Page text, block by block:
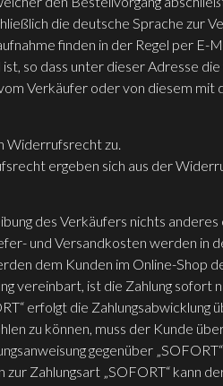
die deutsche Sprache zur
finden in der Regel per
so dass unter dieser Adresse
Verkäufer oder von diesem
Widerrufsrecht zu.
ergeben sich aus der
des Verkäufers nichts
und Versandkosten werden in
dem Kunden im Online-Shop
vereinbart, ist die Zahlung
erfolgt die
zu können, muss der Kunde
gegenüber
Zahlungsart „SOFORT“